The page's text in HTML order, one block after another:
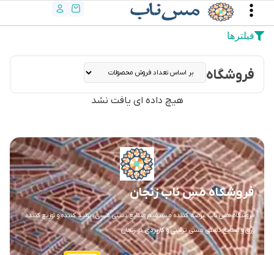
فیلترها
فروشگاه
هیچ داده ای یافت نشد
فروشگاه مس ناب زنجان
فروشگاه مس ناب عرضه کننده مستقیم صنایع دستی مسی ، تولید کننده و توزیع کننده
ورق و صنایع دستی مسی تزئینی و کاربردی در زنجان